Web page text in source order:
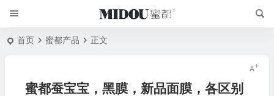
首页 蜜都产品 正文
蜜都蚕宝宝，黑膜，新品面膜，各区别